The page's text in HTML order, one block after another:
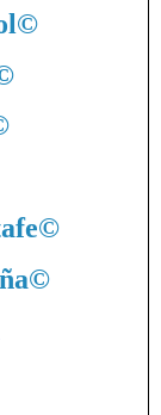
©
©
©